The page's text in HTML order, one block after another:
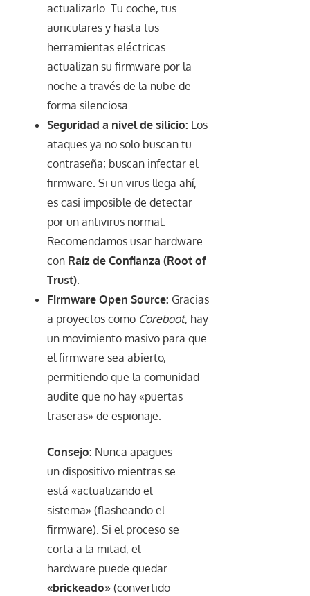
actualizarlo. Tu coche, tus
auriculares y hasta tus
herramientas eléctricas
actualizan su firmware por la
noche a través de la nube de
forma silenciosa.
Seguridad a nivel de silicio: Los
ataques ya no solo buscan tu
contraseña; buscan infectar el
firmware. Si un virus llega ahí,
es casi imposible de detectar
por un antivirus normal.
Recomendamos usar hardware
con Raíz de Confianza (Root of
Trust).
Firmware Open Source: Gracias
a proyectos como Coreboot, hay
un movimiento masivo para que
el firmware sea abierto,
permitiendo que la comunidad
audite que no hay «puertas
traseras» de espionaje.
Consejo: Nunca apagues
un dispositivo mientras se
está «actualizando el
sistema» (flasheando el
firmware). Si el proceso se
corta a la mitad, el
hardware puede quedar
«brickeado» (convertido